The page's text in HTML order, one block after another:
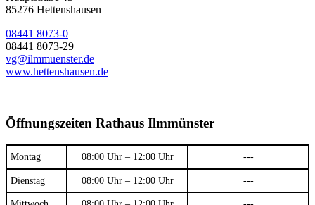
85276 Hettenshausen
08441 8073-0
08441 8073-29
vg@ilmmuenster.de
www.hettenshausen.de
Öffnungszeiten Rathaus Ilmmünster
Montag 08:00 Uhr – 12:00 Uhr ---
Dienstag 08:00 Uhr – 12:00 Uhr ---